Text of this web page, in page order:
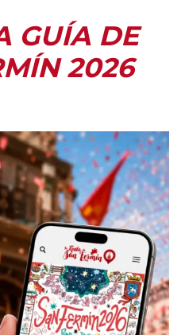
GUÍA DE
2026